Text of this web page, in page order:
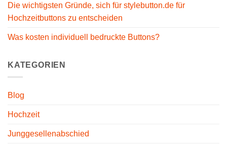
Die wichtigsten Gründe, sich für stylebutton.de für
Hochzeitbuttons zu entscheiden
Was kosten individuell bedruckte Buttons?
KATEGORIEN
Blog
Hochzeit
Junggesellenabschied